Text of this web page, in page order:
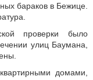
бараков в Бежице.
проверки было
улиц Баумана,
домами,